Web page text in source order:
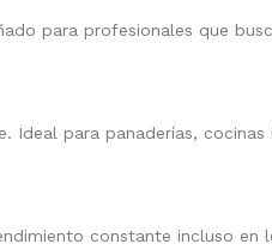
para profesionales que
Ideal para panaderías, cocinas
constante incluso en